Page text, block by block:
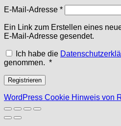
E-Mail-Adresse *Erforderlich
Ein Link zum Erstellen eines
E-Mail-Adresse gesendet.
Ich habe die
genommen. *Erforderlich
Registrieren
WordPress Cookie Hinweis von